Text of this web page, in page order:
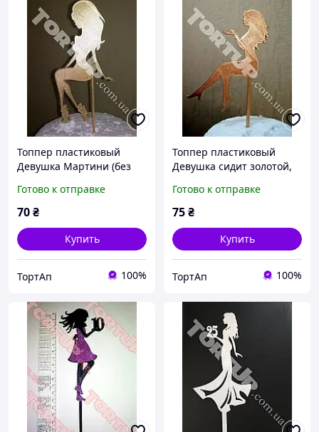
Топпер пластиковый
Девушка Мартини (без
ножка 8см
Готово к отправке
70₴
Купить
ТортАп 100%
Топпер пластиковый
Девушка сидит золотой,
изготовлен на 3D
принтере и окрашен.
Готово к отправке
75₴
Купить
ТортАп 100%